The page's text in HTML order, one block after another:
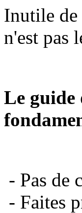
Inutile de
n'est pas
Le guide
- Pas de
- Faites